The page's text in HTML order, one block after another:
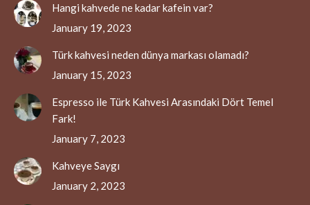
Hangi kahvede ne kadar kafein var?
January 19, 2023
Türk kahvesi neden dünya markası olamadı?
January 15, 2023
Espresso ile Türk Kahvesi Arasındaki Dört Temel
Fark!
January 7, 2023
Kahveye Saygı
January 2, 2023